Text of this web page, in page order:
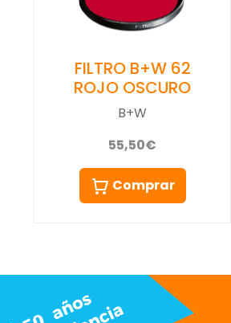
FILTRO B+W 62
ROJO OSCURO
B+W
55,50€
Comprar